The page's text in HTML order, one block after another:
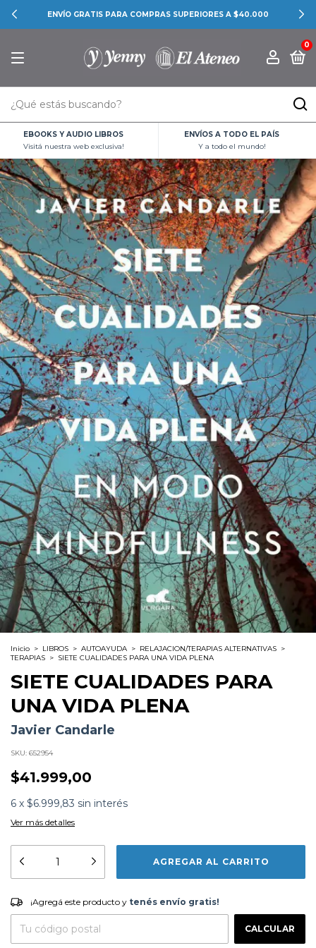
ENVÍO GRATIS PARA COMPRAS SUPERIORES A $40.000
0
EBOOKS Y AUDIO LIBROS
Visitá nuestra web exclusiva!
ENVÍOS A TODO EL PAÍS
Y a todo el mundo!
Inicio > LIBROS > AUTOAYUDA > RELAJACION/TERAPIAS ALTERNATIVAS >
TERAPIAS > SIETE CUALIDADES PARA UNA VIDA PLENA
SIETE CUALIDADES PARA
UNA VIDA PLENA
Javier Candarle
SKU: 652954
$41.999,00
6 x $6.999,83 sin interés
Ver más detalles
¡Agregá este producto ytenés envío gratis!
CAMBIAR CP
¡Agregá este producto y tenés envío gratis!
CALCULAR
Formato:
LIBROS
Editorial:
Vergara
Encuadernación:Tapa Blanda
ISBN:9789501508901
Fecha Publicación:07/2018